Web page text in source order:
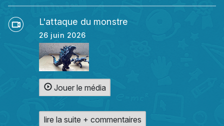
L'attaque du monstre
26 juin 2026
Jouer le média
lire la suite + commentaires